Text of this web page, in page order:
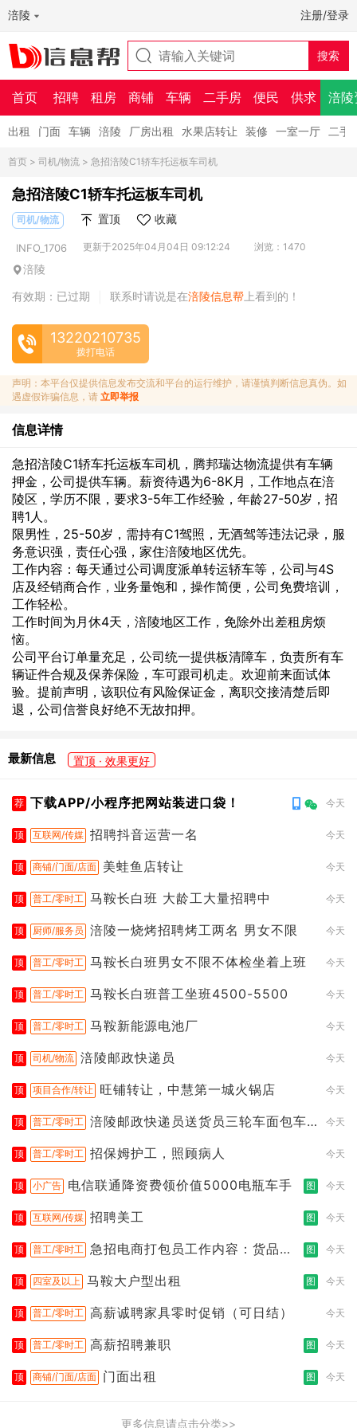
涪陵 注册/登录
首页 招聘 租房 商铺 车辆 二手房 便民 供求 涪陵
出租 门面 车辆 涪陵 厂房出租 水果店转让 装修 一室一厅 二手
首页 > 司机/物流 > 急招涪陵C1轿车托运板车司机
急招涪陵C1轿车托运板车司机
司机/物流 置顶 收藏
INFO_1706 更新于2025年04月04日 09:12:24 浏览：1470
涪陵
有效期：已过期
联系时请说是在涪陵信息帮 上看到的！
13220210735
拨打电话
声明：本平台仅提供信息发布交流和平台的运行维护，请谨慎判断信息真伪。如
遇虚假诈骗信息，请 立即举报
信息详情
急招涪陵C1轿车托运板车司机，腾邦瑞达物流提供有车辆
押金，公司提供车辆。薪资待遇为6-8K月，工作地点在涪
陵区，学历不限，要求3-5年工作经验，年龄27-50岁，招
聘1人。
限男性，25-50岁，需持有C1驾照，无酒驾等违法记录，服
务意识强，责任心强，家住涪陵地区优先。
工作内容：每天通过公司调度派单转运轿车等，公司与4S
店及经销商合作，业务量饱和，操作简便，公司免费培训，
工作轻松。
工作时间为月休4天，涪陵地区工作，免除外出差租房烦
恼。
公司平台订单量充足，公司统一提供板清障车，负责所有车
辆证件合规及保养保险，车可跟司机走。欢迎前来面试体
验。提前声明，该职位有风险保证金，离职交接清楚后即
退，公司信誉良好绝不无故扣押。
最新信息 置顶 · 效果更好
荐 下载APP/小程序把网站装进口袋！ 今天
顶 互联网/传媒 招聘抖音运营一名 今天
顶 商铺/门面/店面 美蛙鱼店转让 今天
顶 普工/零时工 马鞍长白班 大龄工大量招聘中 今天
顶 厨师/服务员 涪陵一烧烤招聘烤工两名 男女不限 今天
顶 普工/零时工 马鞍长白班男女不限不体检坐着上班 今天
顶 普工/零时工 马鞍长白班普工坐班4500-5500 今天
顶 普工/零时工 马鞍新能源电池厂 今天
顶 司机/物流 涪陵邮政快递员 今天
顶 项目合作/转让 旺铺转让，中慧第一城火锅店 今天
顶 普工/零时工 涪陵邮政快递员送货员三轮车面包车
今天
顶 普工/零时工 招保姆护工，照顾病人 今天
顶 小广告 电信联通降资费领价值5000电瓶车手 图 今天
顶 互联网/传媒 招聘美工 图 今天
顶 普工/零时工 急招电商打包员工作内容：货品分
图 今天
顶 四室及以上 马鞍大户型出租 图 今天
顶 普工/零时工 高薪诚聘家具零时促销（可日结） 今天
顶 普工/零时工 高薪招聘兼职 图 今天
顶 商铺/门面/店面 门面出租 图 今天
更多信息请点击分类>>